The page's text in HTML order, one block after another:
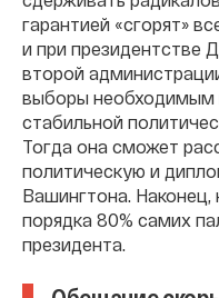
гарантией «сгорят»
и при президентстве
второй
выборы необходимым
стабильной
Тогда она сможет
политическую и
Вашингтона. Наконец,
порядка 80% самих
президента.